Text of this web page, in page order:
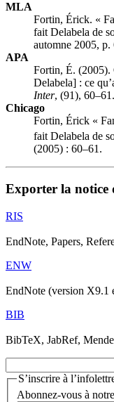
MLA
Fortin, Érick. «
fait Delabela de
automne 2005, p.
APA
Fortin, É. (2005).
Delabela] : ce
Inter, (91), 60–61.
Chicago
Fortin, Érick «
fait Delabela de
(2005) : 60–61.
Exporter la notice
RIS
EndNote, Papers,
ENW
EndNote (version X9.1
BIB
BibTeX, JabRef,
S’inscrire à
Abonnez-vous à